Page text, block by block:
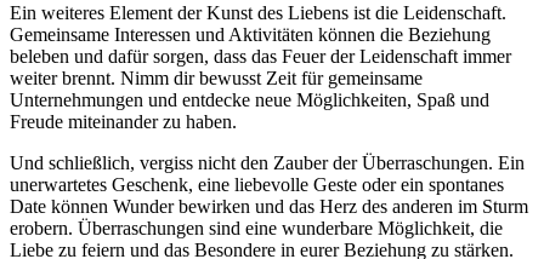
Ein weiteres Element der Kunst des Liebens ist die Leidenschaft.
Gemeinsame Interessen und Aktivitäten können die Beziehung
beleben und dafür sorgen, dass das Feuer der Leidenschaft immer
weiter brennt. Nimm dir bewusst Zeit für gemeinsame
Unternehmungen und entdecke neue Möglichkeiten, Spaß und
Freude miteinander zu haben.
Und schließlich, vergiss nicht den Zauber der Überraschungen. Ein
unerwartetes Geschenk, eine liebevolle Geste oder ein spontanes
Date können Wunder bewirken und das Herz des anderen im Sturm
erobern. Überraschungen sind eine wunderbare Möglichkeit, die
Liebe zu feiern und das Besondere in eurer Beziehung zu stärken.